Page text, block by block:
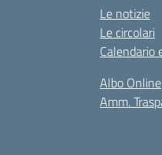
Le notizie
Le circolari
Calendario
Albo Online
Amm.